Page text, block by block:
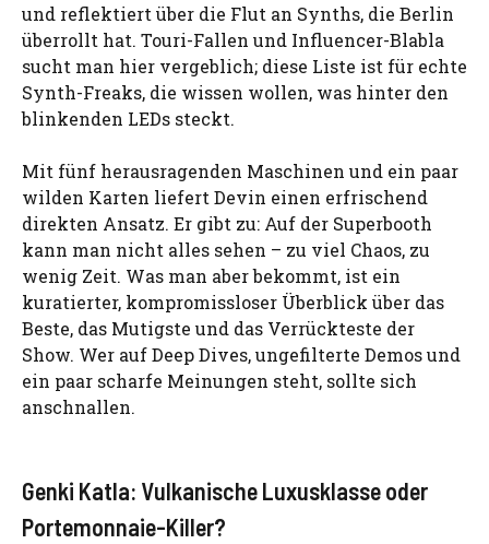
und reflektiert über die Flut an Synths, die Berlin
überrollt hat. Touri-Fallen und Influencer-Blabla
sucht man hier vergeblich; diese Liste ist für echte
Synth-Freaks, die wissen wollen, was hinter den
blinkenden LEDs steckt.
Mit fünf herausragenden Maschinen und ein paar
wilden Karten liefert Devin einen erfrischend
direkten Ansatz. Er gibt zu: Auf der Superbooth
kann man nicht alles sehen – zu viel Chaos, zu
wenig Zeit. Was man aber bekommt, ist ein
kuratierter, kompromissloser Überblick über das
Beste, das Mutigste und das Verrückteste der
Show. Wer auf Deep Dives, ungefilterte Demos und
ein paar scharfe Meinungen steht, sollte sich
anschnallen.
Genki Katla: Vulkanische Luxusklasse oder
Portemonnaie-Killer?